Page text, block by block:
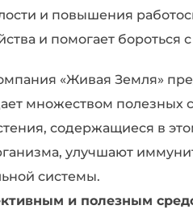
и повышения
и помогает бороться
«Живая Земля»
множеством полезных
содержащиеся в
улучшают
системы.
и полезным